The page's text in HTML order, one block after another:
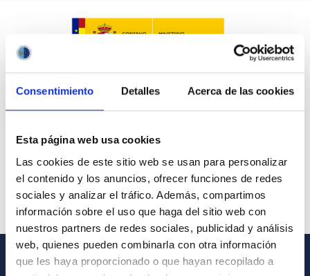
Consentimiento Detalles Acerca de las cookies
Esta página web usa cookies
Las cookies de este sitio web se usan para personalizar
el contenido y los anuncios, ofrecer funciones de redes
sociales y analizar el tráfico. Además, compartimos
información sobre el uso que haga del sitio web con
nuestros partners de redes sociales, publicidad y análisis
web, quienes pueden combinarla con otra información
que les haya proporcionado o que hayan recopilado a